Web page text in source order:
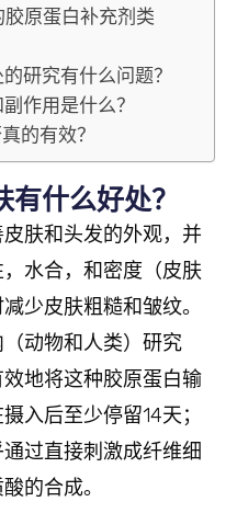
原蛋白补充剂类
研究有什么问题？
作用是什么？
的有效？
什么好处？
肤和头发的外观，并
水合，和密度（皮肤
少皮肤粗糙和皱纹。
动物和人类）研究
地将这种胶原蛋白输
入后至少停留14天；
过直接刺激成纤维细
的合成。